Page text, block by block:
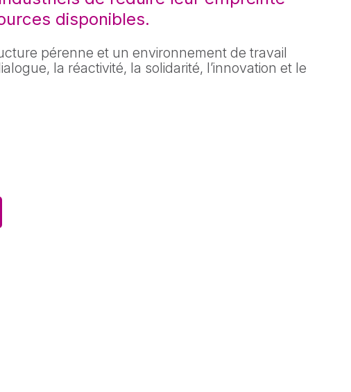
disponibles.
pérenne et un environnement de travail
la réactivité, la solidarité, l’innovation et le